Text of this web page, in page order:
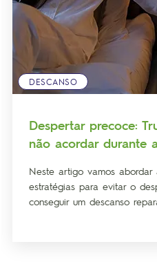
DESCANSO
Despertar precoce:
não acordar durante
Neste artigo vamos abordar
estratégias para evitar o
conseguir um descanso